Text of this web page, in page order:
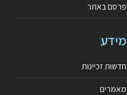
פרסם באתר
מידע
חדשות זכיינות
מאמרים